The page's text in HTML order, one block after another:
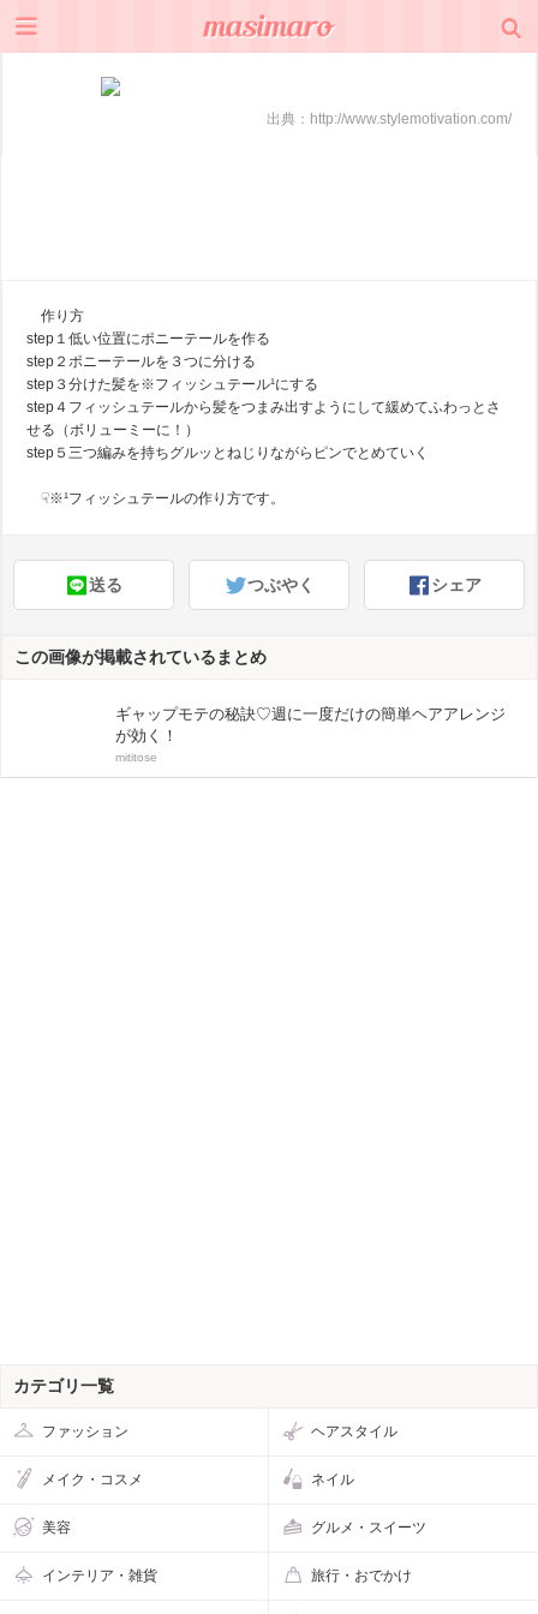
出典： http://www.stylemotivation.com/
作り方
step１低い位置にポニーテールを作る
step２ポニーテールを３つに分ける
step３分けた髪を※フィッシュテール¹にする
step４フィッシュテールから髪をつまみ出すようにして緩めてふわっとさ
せる（ボリューミーに！）
step５三つ編みを持ちグルッとねじりながらピンでとめていく
☟※¹フィッシュテールの作り方です。
送る つぶやく シェア
この画像が掲載されているまとめ
ギャップモテの秘訣♡週に一度だけの簡単ヘアアレンジ
が効く！
mititose
カテゴリ一覧
ファッション ヘアスタイル
メイク・コスメ ネイル
美容 グルメ・スイーツ
インテリア・雑貨 旅行・おでかけ